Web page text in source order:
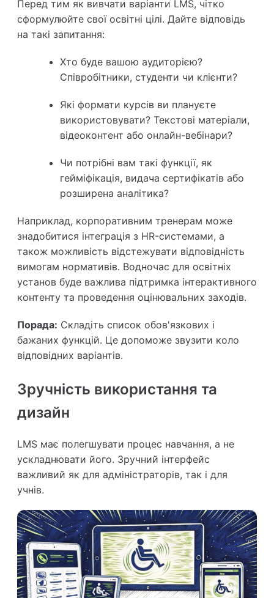
Перед тим як вивчати варіанти LMS, чітко
сформулюйте свої освітні цілі. Дайте відповідь
на такі запитання:
Хто буде вашою аудиторією?
Співробітники, студенти чи клієнти?
Які формати курсів ви плануєте
використовувати? Текстові матеріали,
відеоконтент або онлайн-вебінари?
Чи потрібні вам такі функції, як
гейміфікація, видача сертифікатів або
розширена аналітика?
Наприклад, корпоративним тренерам може
знадобитися інтеграція з HR-системами, а
також можливість відстежувати відповідність
вимогам нормативів. Водночас для освітніх
установ буде важлива підтримка інтерактивного
контенту та проведення оцінювальних заходів.
Порада: Складіть список обов'язкових і
бажаних функцій. Це допоможе звузити коло
відповідних варіантів.
Зручність використання та
дизайн
LMS має полегшувати процес навчання, а не
ускладнювати його. Зручний інтерфейс
важливий як для адміністраторів, так і для
учнів.